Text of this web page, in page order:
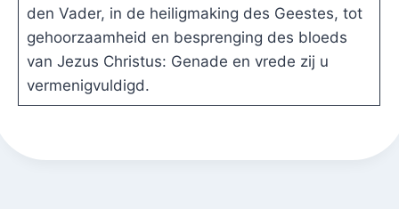
den Vader, in de heiligmaking des Geestes, tot
gehoorzaamheid en besprenging des bloeds
van Jezus Christus: Genade en vrede zij u
vermenigvuldigd.